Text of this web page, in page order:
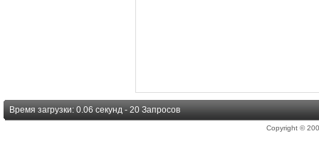
Время загрузки: 0.06 секунд - 20 Запросов
Copyright ©